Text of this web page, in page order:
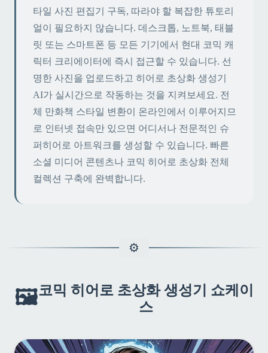
타일 사진 편집기 구독, 따라야 할 복잡한 튜토리
얼이 필요하지 않습니다. 데스크톱, 노트북, 태블
릿 또는 스마트폰 등 모든 기기에서 현대 코믹 캐
릭터 크리에이터에 즉시 접근할 수 있습니다. 선
명한 사진을 업로드하고 히어로 초상화 생성기
AI가 실시간으로 작동하는 것을 지켜보세요. 전
체 만화책 스타일 변환이 온라인에서 이루어지므
로 인터넷 접속만 있으면 어디서나 전문적인 슈
퍼히어로 아트워크를 생성할 수 있습니다. 빠른
소셜 미디어 콘텐츠나 코믹 히어로 초상화 전체
컬렉션 구축에 완벽합니다.
🖼️코믹 히어로 초상화 생성기 쇼케이
스